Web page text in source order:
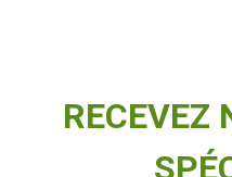
RECEVEZ